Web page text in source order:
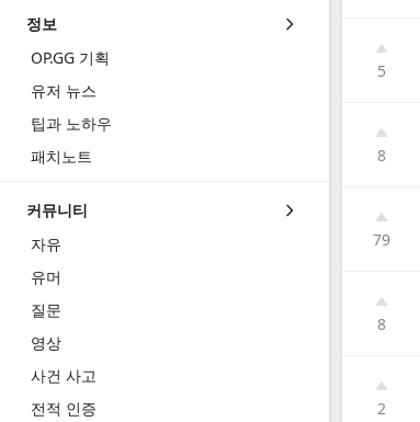
정보
OP.GG 기획
유저 뉴스
팁과 노하우
패치노트
커뮤니티
자유
유머
질문
영상
사건 사고
전적 인증
5
8
79
8
2